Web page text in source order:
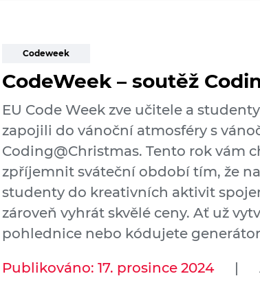
Codeweek
CodeWeek – soutěž
EU Code Week zve učitele a
zapojili do vánoční atmosféry s
Coding@Christmas. Tento rok vám
zpříjemnit sváteční období tím, že
studenty do kreativních aktivit
zároveň vyhrát skvělé ceny. Ať už
pohlednice nebo kódujete
Publikováno: 17. prosince 2024 |